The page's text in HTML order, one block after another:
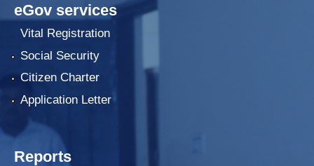
eGov services
Vital Registration
Social Security
Citizen Charter
Application Letter
Reports